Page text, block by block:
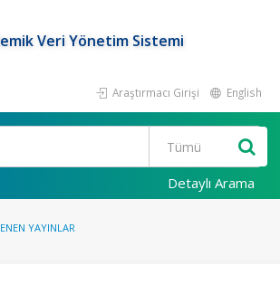
Veri Yönetim Sistemi
Araştırmacı Girişi English
Detaylı Arama
YAYINLAR